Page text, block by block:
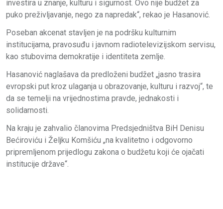
investira u znanje, kulturu i sigurnost. Ovo nije budžet za
puko preživljavanje, nego za napredak“, rekao je Hasanović.
Poseban akcenat stavljen je na podršku kulturnim
institucijama, pravosuđu i javnom radiotelevizijskom servisu,
kao stubovima demokratije i identiteta zemlje.
Hasanović naglašava da predloženi budžet „jasno trasira
evropski put kroz ulaganja u obrazovanje, kulturu i razvoj“, te
da se temelji na vrijednostima pravde, jednakosti i
solidarnosti.
Na kraju je zahvalio članovima Predsjedništva BiH Denisu
Bećiroviću i Željku Komšiću „na kvalitetno i odgovorno
pripremljenom prijedlogu zakona o budžetu koji će ojačati
institucije države“.